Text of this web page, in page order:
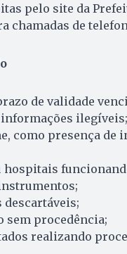
pelo site da
chamadas de
de validade
ilegíveis;
como presença de
sem procedência;
realizando